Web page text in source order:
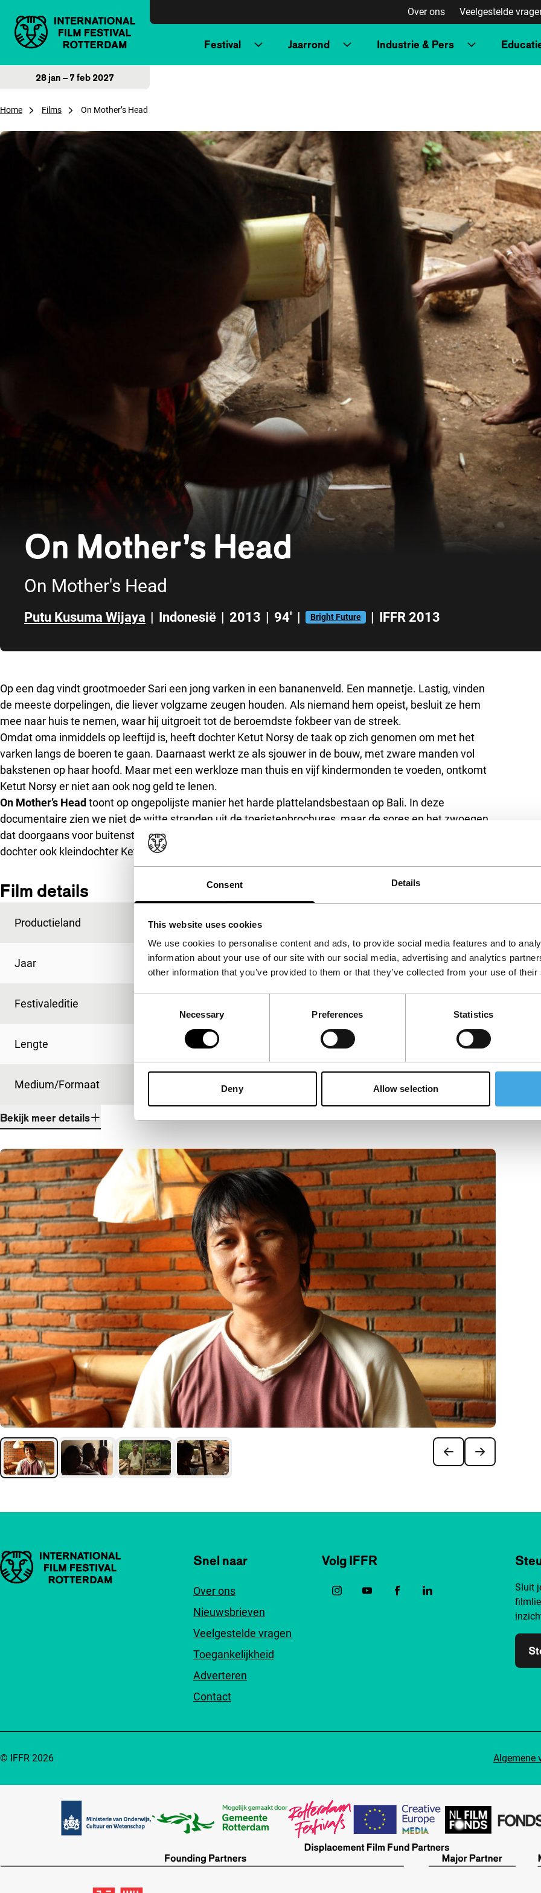
Consent Details
This website uses cookies
We use cookies to personalise content and ads, to provide social media features and to
information about your use of our site with our social media, advertising and analytics
other information that you’ve provided to them or that they’ve collected from your use of
Necessary Preferences Statistics
Deny Allow selection
Over ons Veelgestelde
Festival Jaarrond Industrie & Pers
28 jan – 7 feb 2027
Home Films On Mother’s Head
On Mother’s Head
On Mother's Head
Putu Kusuma Wijaya | Indonesië | 2013 | 94' | Bright Future | IFFR 2013
Op een dag vindt grootmoeder Sari een jong varken in een bananenveld. Een mannetje. Lastig, vinden
de meeste dorpelingen, die liever volgzame zeugen houden. Als niemand hem opeist, besluit ze hem
mee naar huis te nemen, waar hij uitgroeit tot de beroemdste fokbeer van de streek.
Omdat oma inmiddels op leeftijd is, heeft dochter Ketut Norsy de taak op zich genomen om met het
varken langs de boeren te gaan. Daarnaast werkt ze als sjouwer in de bouw, met zware manden vol
bakstenen op haar hoofd. Maar met een werkloze man thuis en vijf kindermonden te voeden, ontkomt
Ketut Norsy er niet aan ook nog geld te lenen.
On Mother’s Head toont op ongepolijste manier het harde plattelandsbestaan op Bali. In deze
documentaire zien we niet de witte stranden uit de toeristenbrochures, maar de sores en het zwoegen
dat doorgaans voor buitenstaanders verborgen blijft. Voor de drie centrale personages – naast oma en
dochter ook kleindochter Ketut Fitry – betekent leven vooral overleven.
Film details
Productieland Indonesië
Jaar 2013
Festivaleditie
Lengte
Medium/Formaat
Bekijk meer details
Belangrijke links Snel naar
Over ons
Nieuwsbrieven
Veelgestelde vragen
Toegankelijkheid
Adverteren
Contact
Volg IFFR
Sluit
Algemene
© IFFR 2026